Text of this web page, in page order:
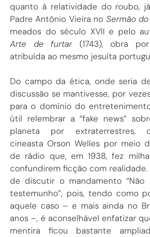
quanto à relatividade do roubo,
Padre Antônio Vieira no Sermão
meados do século XVII e pelo
Arte de furtar (1743), obra
atribuída ao mesmo jesuíta
Do campo da ética, onde seria
discussão se mantivesse, por
para o domínio do
útil relembrar a “fake news”
planeta por extraterrestres,
cineasta Orson Welles por meio
de rádio que, em 1938, fez
confundirem ficção com
de discutir o mandamento “Não
testemunho”, pois, tendo como
aquele caso – e mais ainda no
anos –, é aconselhável enfatizar
mentira ficou bastante